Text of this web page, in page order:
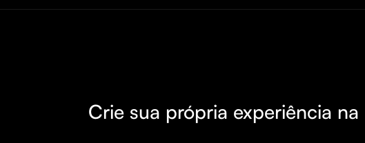
Crie sua própria experiência na